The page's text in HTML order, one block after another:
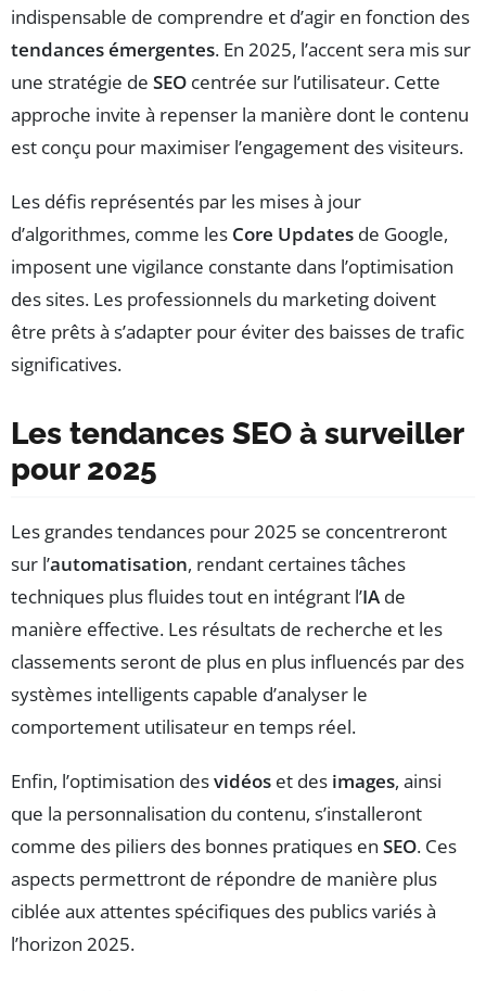
indispensable de comprendre et d’agir en fonction des
tendances émergentes. En 2025, l’accent sera mis sur
une stratégie de SEO centrée sur l’utilisateur. Cette
approche invite à repenser la manière dont le contenu
est conçu pour maximiser l’engagement des visiteurs.
Les défis représentés par les mises à jour
d’algorithmes, comme les Core Updates de Google,
imposent une vigilance constante dans l’optimisation
des sites. Les professionnels du marketing doivent
être prêts à s’adapter pour éviter des baisses de trafic
significatives.
Les tendances SEO à surveiller
pour 2025
Les grandes tendances pour 2025 se concentreront
sur l’automatisation, rendant certaines tâches
techniques plus fluides tout en intégrant l’IA de
manière effective. Les résultats de recherche et les
classements seront de plus en plus influencés par des
systèmes intelligents capable d’analyser le
comportement utilisateur en temps réel.
Enfin, l’optimisation desvidéos et des images, ainsi
que la personnalisation du contenu, s’installeront
comme des piliers des bonnes pratiques en SEO. Ces
aspects permettront de répondre de manière plus
ciblée aux attentes spécifiques des publics variés à
l’horizon 2025.